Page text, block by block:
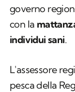
governo
con la
individui sani.
L'assessore
pesca della